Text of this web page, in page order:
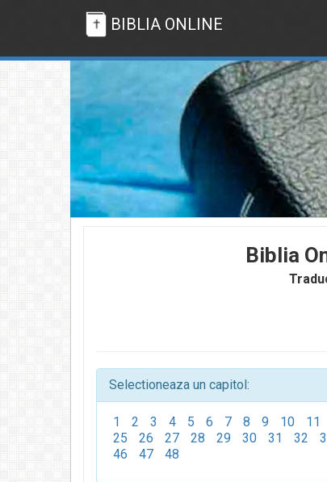
BIBLIA ONLINE
Biblia
Selectioneaza un capitol:
1 2 3 4 5 6 7 8 9 10 11
25
26 27 28 29 30 31 32
46
47 48